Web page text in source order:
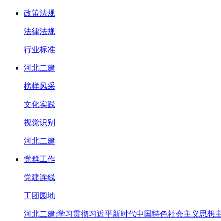
政策法规
法律法规
行业标准
河北二建
榜样风采
文化实践
视觉识别
河北二建
党群工作
党建连线
工团园地
河北二建:学习贯彻习近平新时代中国特色社会主义思想